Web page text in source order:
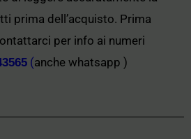
prima dell’acquisto. Prima
per info ai numeri
(anche whatsapp )